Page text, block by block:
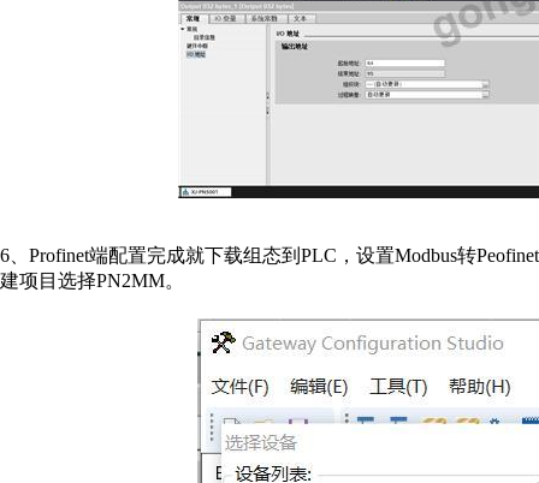
6、Profinet端配置完成就下载组态到PLC，设置Modbus转
建项目选择PN2MM。